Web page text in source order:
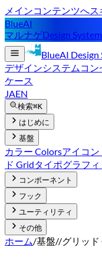
メインコンテンツへス
BlueAI
マルナゲDesign System
BlueAI Design
デザインシステム コン
ケース
JAEN
検索⌘K
はじめに
基盤
カラー Colorsアイコン
ド Gridタイポグラフ
コンポーネント
フック
ユーティリティ
その他
ホーム/基盤//グリッド